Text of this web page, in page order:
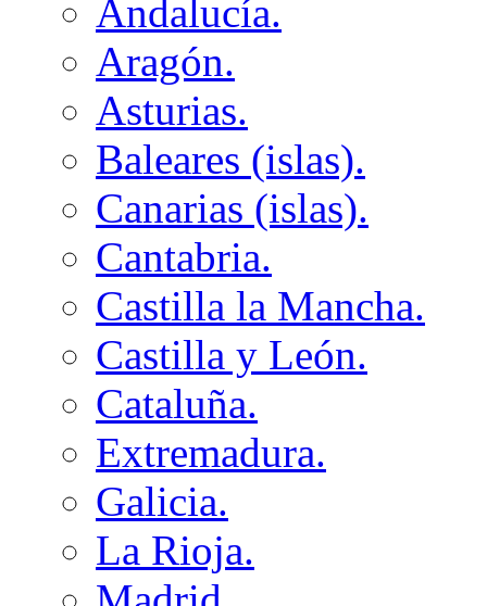
Andalucía.
Aragón.
Asturias.
Baleares (islas).
Canarias (islas).
Cantabria.
Castilla la Mancha.
Castilla y León.
Cataluña.
Extremadura.
Galicia.
La Rioja.